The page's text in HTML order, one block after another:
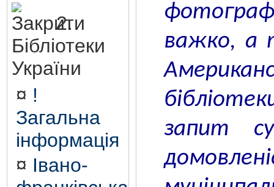
2.
Бібліотеки
України
¤ !
Загальна
інформація
¤ Івано-
важко, а
запит